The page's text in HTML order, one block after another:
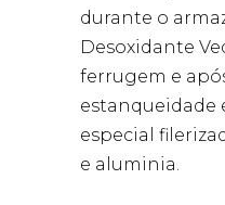
durante o
Desoxidante
ferrugem e
estanqueidade
especial
e aluminia.